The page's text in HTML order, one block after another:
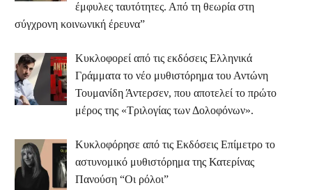
έμφυλες ταυτότητες. Από τη θεωρία στη
σύγχρονη κοινωνική έρευνα”
Κυκλοφορεί από τις εκδόσεις Ελληνικά
Γράμματα το νέο μυθιστόρημα του Αντώνη
Τουμανίδη Άντερσεν, που αποτελεί το πρώτο
μέρος της «Τριλογίας των Δολοφόνων».
Κυκλοφόρησε από τις Εκδόσεις Επίμετρο το
αστυνομικό μυθιστόρημα της Κατερίνας
Πανούση “Οι ρόλοι”